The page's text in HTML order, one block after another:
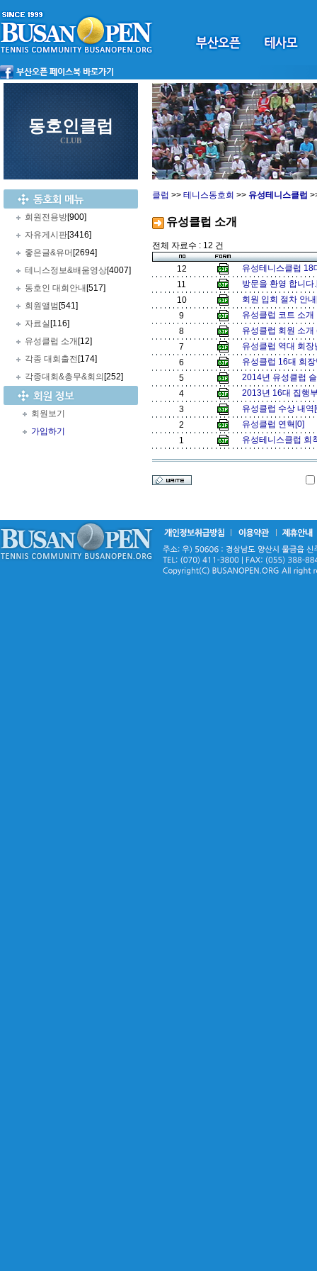
동호인클럽
CLUB
회원전용방[900]
자유게시판[3416]
좋은글&유머 [2694]
테니스정보&배움영상[4007]
동호인 대회안내 [517]
회원앨범 [541]
자료실 [116]
유성클럽 소개 [12]
각종 대회출전 [174]
각종대회&총무&회의 [252]
회원보기
가입하기
클럽 >> 테니스동호회 >> 유성테니스클럽
유성클럽 소개
전체 자료수 : 12 건
12
유성테니스클럽
11
방문을 환영 합니
10
회원 입회 절차 안
9
유성클럽 코트 소
8
유성클럽 회원 소
7
유성클럽 역대 회
6
유성클럽 16대 회
5
2014년 유성클럽
4
2013년 16대 집행
3
유성클럽 수상 내
2
유성클럽 연혁[0]
1
유성테니스클럽